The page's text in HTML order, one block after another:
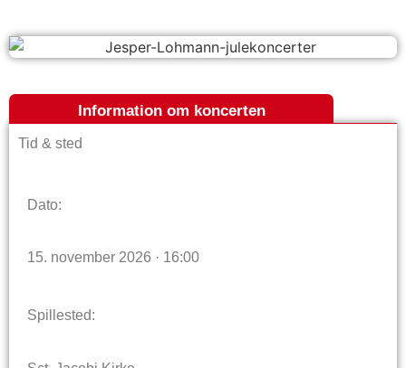
Information om koncerten
Tid & sted
Dato:
15. november 2026 · 16:00
Spillested: